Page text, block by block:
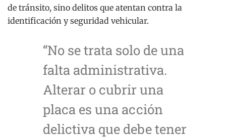
de tránsito, sino delitos que atentan contra la
identificación y seguridad vehicular.
“No se trata solo de una
falta administrativa.
Alterar o cubrir una
placa es una acción
delictiva que debe tener